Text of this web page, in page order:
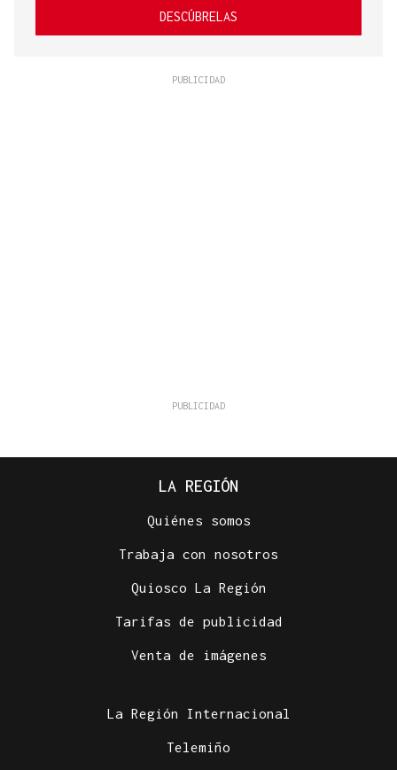
DESCÚBRELAS
LA REGIÓN
Quiénes somos
Trabaja con nosotros
Quiosco La Región
Tarifas de publicidad
Venta de imágenes
La Región Internacional
Telemiño